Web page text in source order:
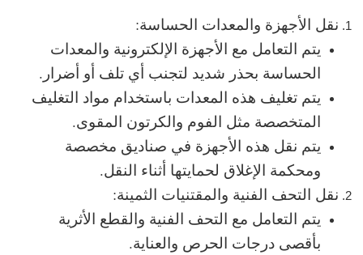
نقل الأجهزة والمعدات الحساسة:
يتم التعامل مع الأجهزة الإلكترونية والمعدات
الحساسة بحذر شديد لتجنب أي تلف أو أضرار.
يتم تغليف هذه المعدات باستخدام مواد التغليف
المتخصصة مثل الفوم والكرتون المقوى.
يتم نقل هذه الأجهزة في صناديق مخصصة
ومحكمة الإغلاق لحمايتها أثناء النقل.
نقل التحف الفنية والمقتنيات الثمينة:
يتم التعامل مع التحف الفنية والقطع الأثرية
بأقصى درجات الحرص والعناية.